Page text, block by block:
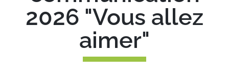
2026 "Vous allez
aimer"